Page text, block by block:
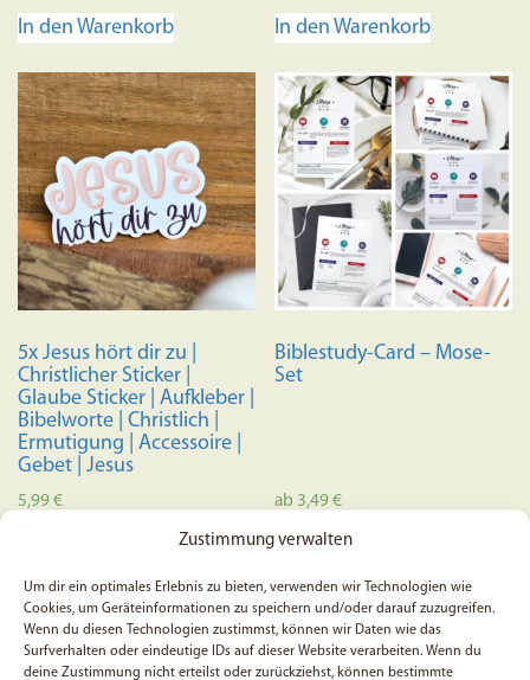
Zustimmung verwalten
Um dir ein optimales Erlebnis zu bieten, verwenden wir Technologien wie
Cookies, um Geräteinformationen zu speichern und/oder darauf zuzugreifen.
Wenn du diesen Technologien zustimmst, können wir Daten wie das
Surfverhalten oder eindeutige IDs auf dieser Website verarbeiten. Wenn du
deine Zustimmung nicht erteilst oder zurückziehst, können bestimmte
In den Warenkorb
von 5
In den Warenkorb
5x Jesus hört dir zu |
Christlicher Sticker |
Glaube Sticker | Aufkleber |
Bibelworte | Christlich |
Ermutigung | Accessoire |
Gebet | Jesus
5,99€
Biblestudy-Card – Mose-
Set
ab 3,49€
weist